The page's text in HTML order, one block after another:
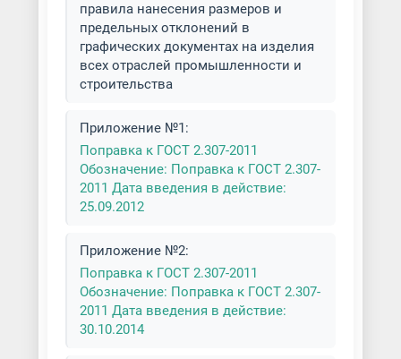
правила нанесения размеров и
предельных отклонений в
графических документах на изделия
всех отраслей промышленности и
строительства
Приложение №1:
Поправка к ГОСТ 2.307-2011
Обозначение: Поправка к ГОСТ 2.307-
2011 Дата введения в действие:
25.09.2012
Приложение №2:
Поправка к ГОСТ 2.307-2011
Обозначение: Поправка к ГОСТ 2.307-
2011 Дата введения в действие:
30.10.2014